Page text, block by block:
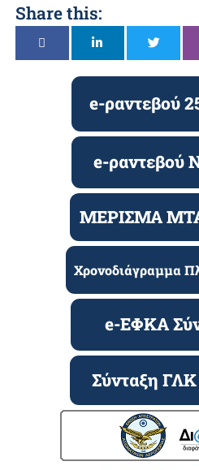
Share this:
e-ραντεβού
e-ραντεβού
ΜΕΡΙΣΜΑ
Χρονοδιάγραμμα
e-ΕΦΚΑ
Σύνταξη